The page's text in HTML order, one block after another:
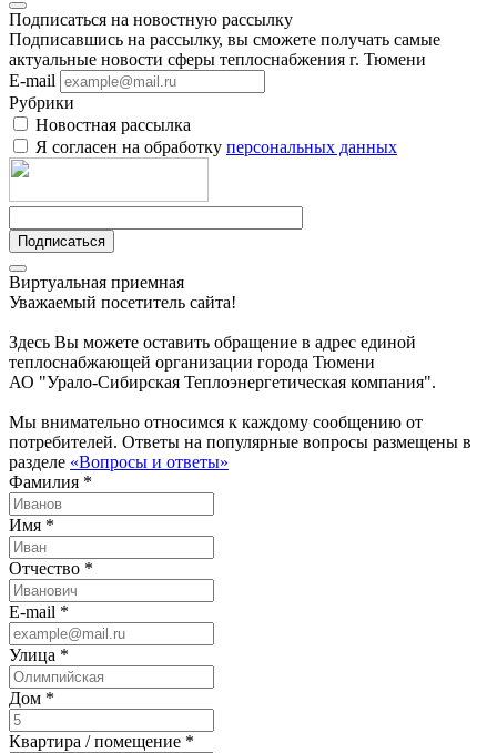
Подписаться на новостную рассылку
Подписавшись на рассылку, вы сможете получать самые
актуальные новости сферы теплоснабжения г. Тюмени
E-mail
Рубрики
Новостная рассылка
Я согласен на обработку персональных данных
Подписаться
Виртуальная приемная
Уважаемый посетитель сайта!
Здесь Вы можете оставить обращение в адрес единой
теплоснабжающей организации города Тюмени
АО "Урало-Сибирская Теплоэнергетическая компания".
Мы внимательно относимся к каждому сообщению от
потребителей. Ответы на популярные вопросы размещены в
разделе «Вопросы и ответы»
Фамилия *
Имя *
Отчество *
E-mail *
Улица *
Дом *
Квартира / помещение *